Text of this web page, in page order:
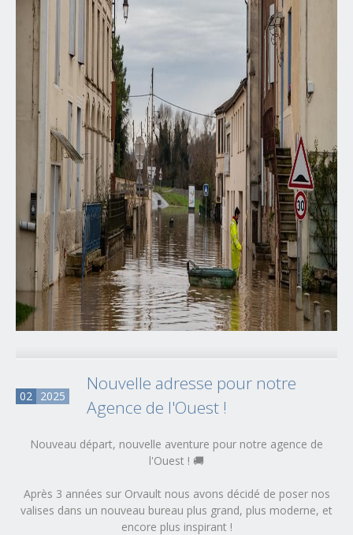
02 2025
Nouvelle adresse pour notre
Agence de l'Ouest !
Nouveau départ, nouvelle aventure pour notre agence de
l'Ouest ! 🚚
Après 3 années sur Orvault nous avons décidé de poser nos
valises dans un nouveau bureau plus grand, plus moderne, et
encore plus inspirant !